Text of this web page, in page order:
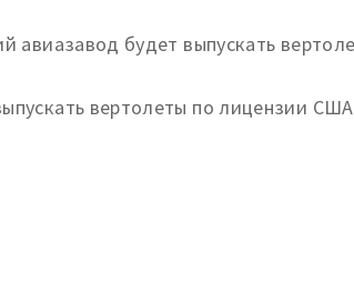
вертолеты по лицензии США